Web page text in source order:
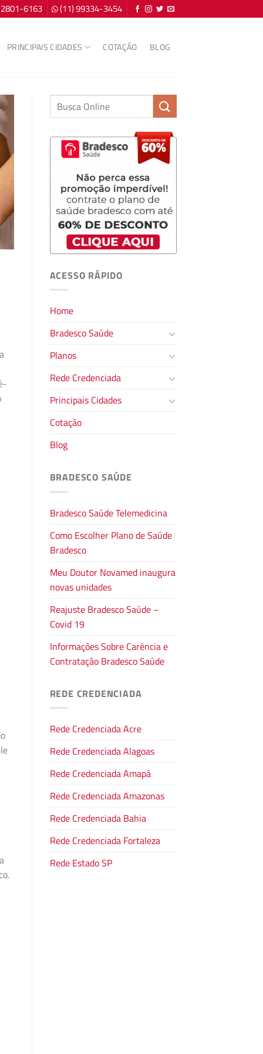
6163 (11) 99334-3454
PRINCIPAIS CIDADES COTAÇÃO BLOG
ACESSO RÁPIDO
Home
Bradesco Saúde
Planos
Rede Credenciada
Principais Cidades
Cotação
Blog
BRADESCO SAÚDE
Bradesco Saúde Telemedicina
Como Escolher Plano de Saúde
Bradesco
Meu Doutor Novamed inaugura
novas unidades
Reajuste Bradesco Saúde –
Covid 19
Informações Sobre Carência e
Contratação Bradesco Saúde
REDE CREDENCIADA
Rede Credenciada Acre
Rede Credenciada Alagoas
Rede Credenciada Amapá
Rede Credenciada Amazonas
Rede Credenciada Bahia
Rede Credenciada Fortaleza
Rede Estado SP